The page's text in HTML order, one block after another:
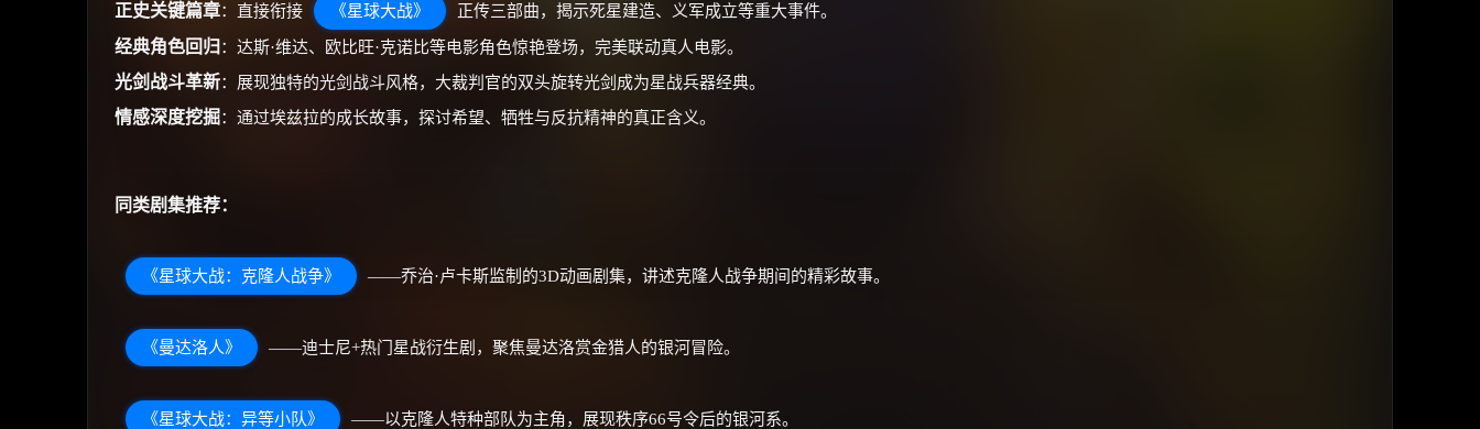
正史关键篇章：直接衔接 《星球大战》 正传三部曲，揭示死星建造、义军成立等重大事件。
经典角色回归 ：达斯·维达、欧比旺·克诺比等电影角色惊艳登场，完美联动真人电影。
光剑战斗革新：展现独特的光剑战斗风格，大裁判官的双头旋转光剑成为星战兵器经典。
情感深度挖掘：通过埃兹拉的成长故事，探讨希望、牺牲与反抗精神的真正含义。
同类剧集推荐：
《星球大战：克隆人战争》 ——乔治·卢卡斯监制的3D动画剧集，讲述克隆人战争期间的精彩故事。
《曼达洛人》 ——迪士尼+热门星战衍生剧，聚焦曼达洛赏金猎人的银河冒险。
《星球大战：异等小队》 ——以克隆人特种部队为主角，展现秩序66号令后的银河系。